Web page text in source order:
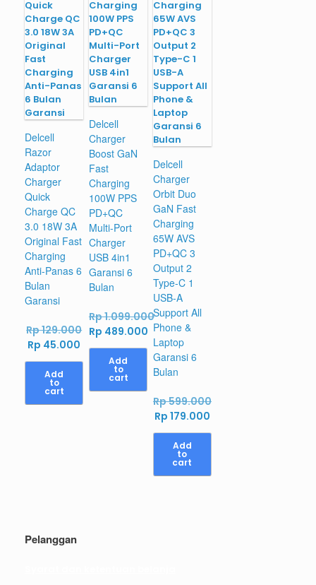
Delcell
Razor
Adaptor
Charger
Quick
Charge QC
3.0 18W 3A
Original Fast
Charging
Anti-Panas 6
Bulan
Garansi
Rp129.000Original
price
was:
Rp 129.000.
Rp 45.000 Current
price
Rp 45.000.
Add
to
cart
Delcell
Charger
Boost GaN
Fast
Charging
100W PPS
PD+QC
Multi-Port
Charger
USB 4in1
Garansi 6
Bulan
Rp1.099.000
Original
price
was:
Rp 1.099.000.
Rp 489.000
Current
price
is:
Rp 489.000.
Add
to
cart
Delcell
Charger
Orbit Duo
GaN Fast
Charging
65W AVS
PD+QC 3
Output 2
Type-C 1
USB-A
Support All
Phone &
Laptop
Garansi 6
Bulan
Rp599.000
Original
price
was:
Rp 599.000.
Rp 179.000Current
price
Add
to
cart
Pelanggan